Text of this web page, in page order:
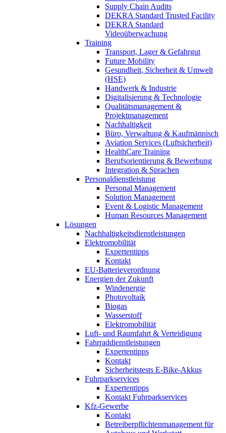
Supply Chain Audits
DEKRA Standard Trusted Facility
DEKRA Standard
Videoüberwachung
Training
Transport, Lager & Gefahrgut
Future Mobility
Gesundheit, Sicherheit & Umwelt
(HSE)
Handwerk & Industrie
Digitalisierung & Technologie
Qualitätsmanagement &
Projektmanagement
Nachhaltigkeit
Büro, Verwaltung & Kaufmännisch
Aviation Services (Luftsicherheit)
HealthCare Training
Berufsorientierung & Bewerbung
Integration & Sprachen
Personaldienstleistung
Personal Management
Solution Management
Event & Logistic Management
Human Resources Management
Lösungen
Nachhaltigkeitsdienstleistungen
Elektromobilität
Expertentipps
Kontakt
EU-Batterieverordnung
Energien der Zukunft
Windenergie
Photovoltaik
Biogas
Wasserstoff
Elektromobilität
Luft- und Raumfahrt & Verteidigung
Fahrraddienstleistungen
Expertentipps
Kontakt
Sicherheitstests E-Bike-Akkus
Fuhrparkservices
Expertentipps
Kontakt Fuhrparkservices
Kfz-Gewerbe
Kontakt
Betreiberpflichtenmanagement für